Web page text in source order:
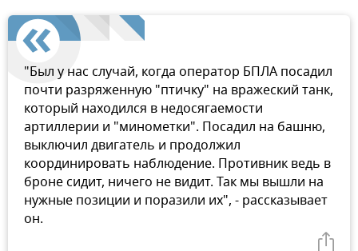
"Был у нас случай, когда оператор БПЛА посадил
почти разряженную "птичку" на вражеский танк,
который находился в недосягаемости
артиллерии и "минометки". Посадил на башню,
выключил двигатель и продолжил
координировать наблюдение. Противник ведь в
броне сидит, ничего не видит. Так мы вышли на
нужные позиции и поразили их", - рассказывает
он.